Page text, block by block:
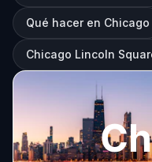
Qué hacer en Chicago
Chicago Lincoln